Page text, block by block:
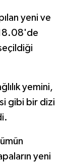
yeni ve
yemini,
gibi bir dizi
yeni